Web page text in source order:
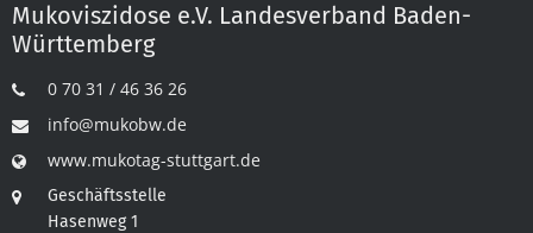
Mukoviszidose e.V. Landesverband Baden-
Württemberg
0 70 31 / 46 36 26
info@mukobw.de
www.mukotag-stuttgart.de
Geschäftsstelle
Hasenweg 1